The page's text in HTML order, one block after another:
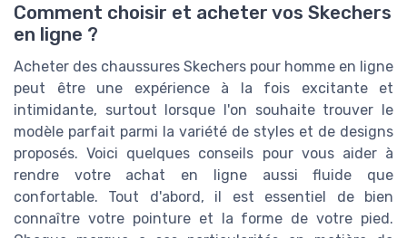
Comment choisir et acheter vos Skechers
en ligne ?
Acheter des chaussures Skechers pour homme en ligne
peut être une expérience à la fois excitante et
intimidante, surtout lorsque l'on souhaite trouver le
modèle parfait parmi la variété de styles et de designs
proposés. Voici quelques conseils pour vous aider à
rendre votre achat en ligne aussi fluide que
confortable. Tout d'abord, il est essentiel de bien
connaître votre pointure et la forme de votre pied.